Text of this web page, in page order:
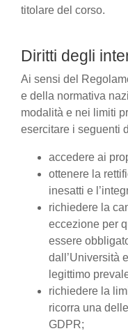
titolare del corso.
Diritti degli
Ai sensi del
e della normativa
modalità e nei limiti
esercitare i seguenti
accedere ai
ottenere la
inesatti e
richiedere la
eccezione per
essere
dall’Università
legittimo
richiedere la
ricorra una
GDPR;